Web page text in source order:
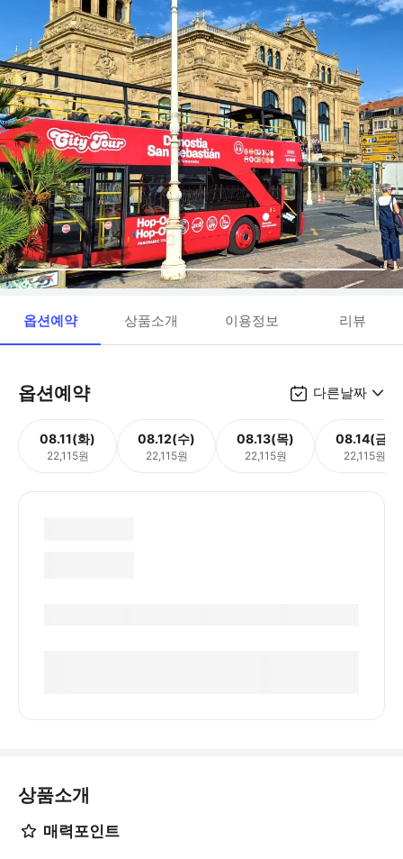
옵션예약 상품소개 이용정보 리뷰
옵션예약 다른날짜
08.11(화)
22,115원
08.12(수)
22,115원
08.13(목)
22,115원
08.14(금)
22,115원
상품소개
매력포인트